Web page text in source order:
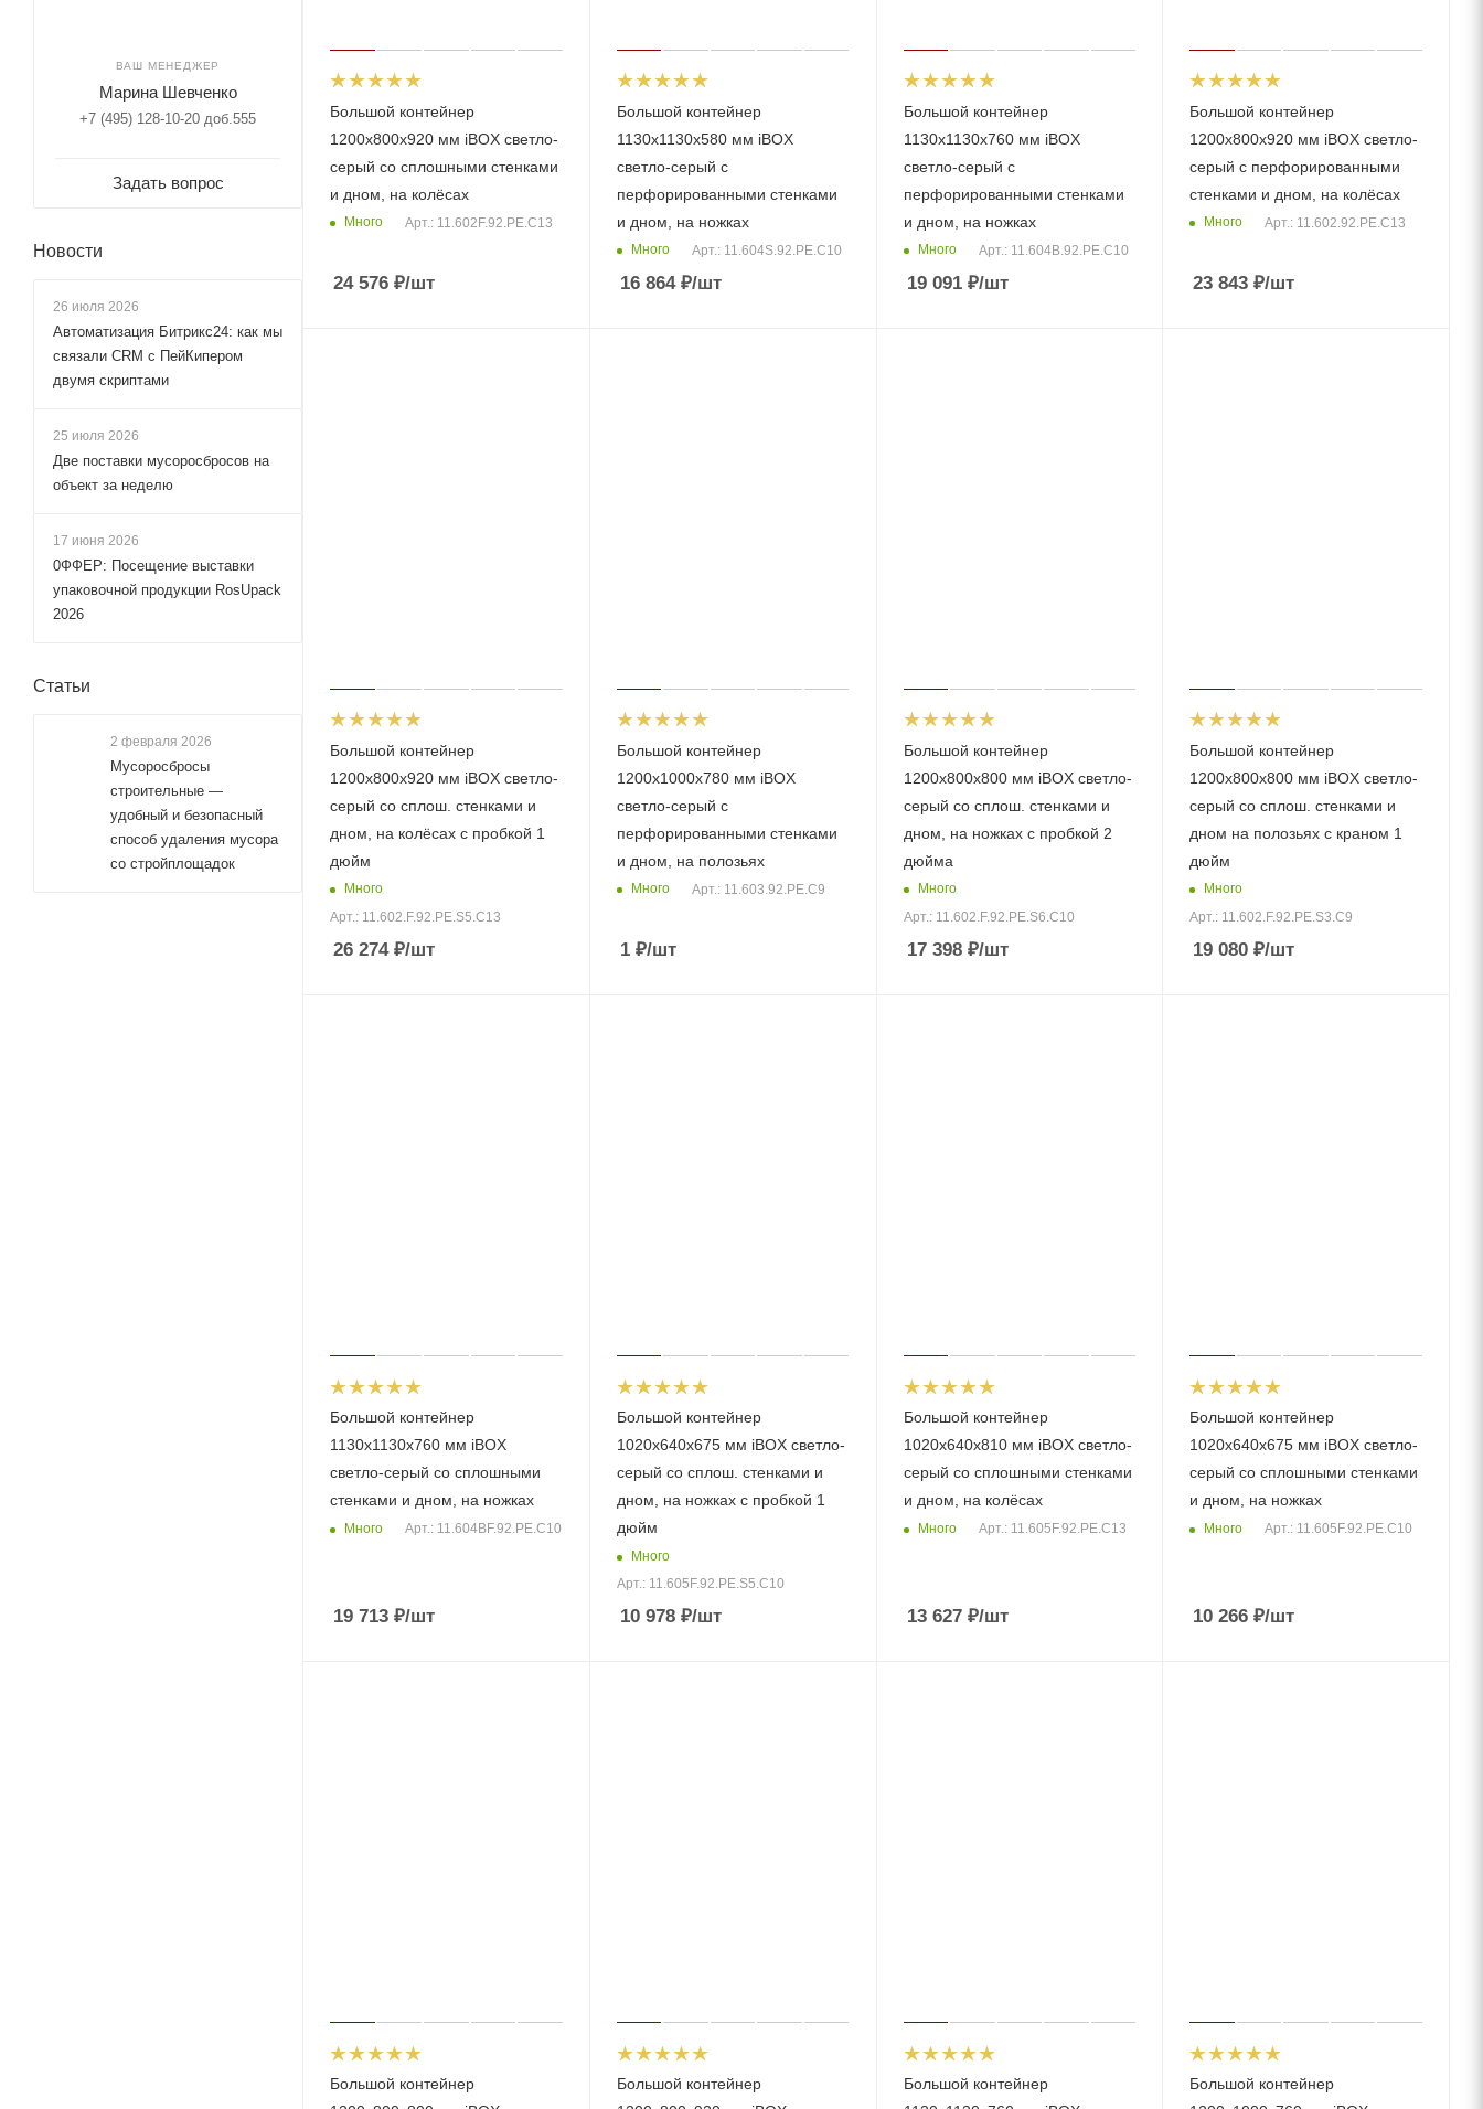
Большой контейнер
1200x800x920 мм iBOX светло-
серый со сплошными стенками
и дном, на колёсах
Много Арт.: 11.602F.92.РЕ.С13
24 576 ₽/шт
Большой контейнер
1130x1130x580 мм iBOX
светло-серый c
перфорированными стенками
и дном, на ножках
Много Арт.: 11.604S.92.РЕ.С10
16 864₽/шт
Большой контейнер
1130x1130x760 мм iBOX
светло-серый c
перфорированными стенками
и дном, на ножках
Много Арт.: 11.604B.92.РЕ.С10
19 091₽/шт
Большой контейнер
1200x800x920 мм iBOX светло-
серый c перфорированными
стенками и дном, на колёсах
Много Арт.: 11.602.92.РЕ.С13
23 843 ₽/шт
Большой контейнер
1200х800х920 мм iBOX светло-
серый со сплош. стенками и
дном, на колёсах с пробкой 1
дюйм
Много
Арт.: 11.602.F.92.РЕ.S5.С13
26 274₽/шт
Большой контейнер
1200x1000x780 мм iBOX
светло-серый c
перфорированными стенками
и дном, на полозьях
Много Арт.: 11.603.92.РЕ.С9
1₽/шт
Большой контейнер
1200х800х800 мм iBOX светло-
серый со сплош. стенками и
дном, на ножках с пробкой 2
дюйма
Много
Арт.: 11.602.F.92.РЕ.S6.С10
17 398₽/шт
Большой контейнер
1200х800х800 мм iBOX светло-
серый со сплош. стенками и
дном на полозьях с краном 1
дюйм
Много
Арт.: 11.602.F.92.РЕ.S3.С9
19 080 ₽/шт
Большой контейнер
1130x1130x760 мм iBOX
светло-серый со сплошными
стенками и дном, на ножках
Много Арт.: 11.604BF.92.РЕ.С10
19 713 ₽/шт
Большой контейнер
1020х640х675 мм iBOX светло-
серый со сплош. стенками и
дном, на ножках с пробкой 1
дюйм
Много
Арт.: 11.605F.92.PE.S5.C10
10 978₽/шт
Большой контейнер
1020x640x810 мм iBOX светло-
серый со сплошными стенками
и дном, на колёсах
Много Арт.: 11.605F.92.PE.C13
13 627₽/шт
Большой контейнер
1020x640x675 мм iBOX светло-
серый со сплошными стенками
и дном, на ножках
Много Арт.: 11.605F.92.PE.C10
10 266 ₽/шт
Большой контейнер
Большой контейнер
Большой контейнер
Большой контейнер
ВАШ МЕНЕДЖЕР
Марина Шевченко
+7 (495) 128-10-20 доб.555
Задать вопрос
Новости
26 июля 2026
Автоматизация Битрикс24: как мы
связали CRM с ПейКипером
двумя скриптами
25 июля 2026
Две поставки мусоросбросов на
объект за неделю
17 июня 2026
0ФФЕР: Посещение выставки
упаковочной продукции RosUpack
2026
Статьи
2 февраля 2026
Мусоросбросы
строительные —
удобный и безопасный
способ удаления мусора
со стройплощадок